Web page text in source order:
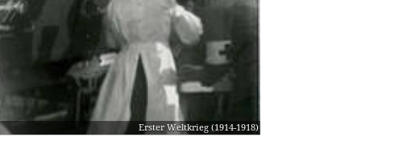
Erster Weltkrieg (1914-1918)